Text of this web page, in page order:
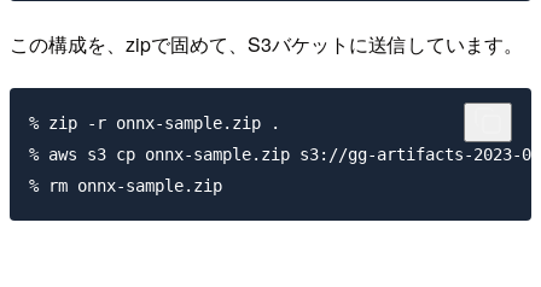
この構成を、zipで固めて、S3バケットに送信しています。
% zip -r onnx-sample.zip .
% aws s3 cp onnx-sample.zip s3://gg-artifacts-2023-